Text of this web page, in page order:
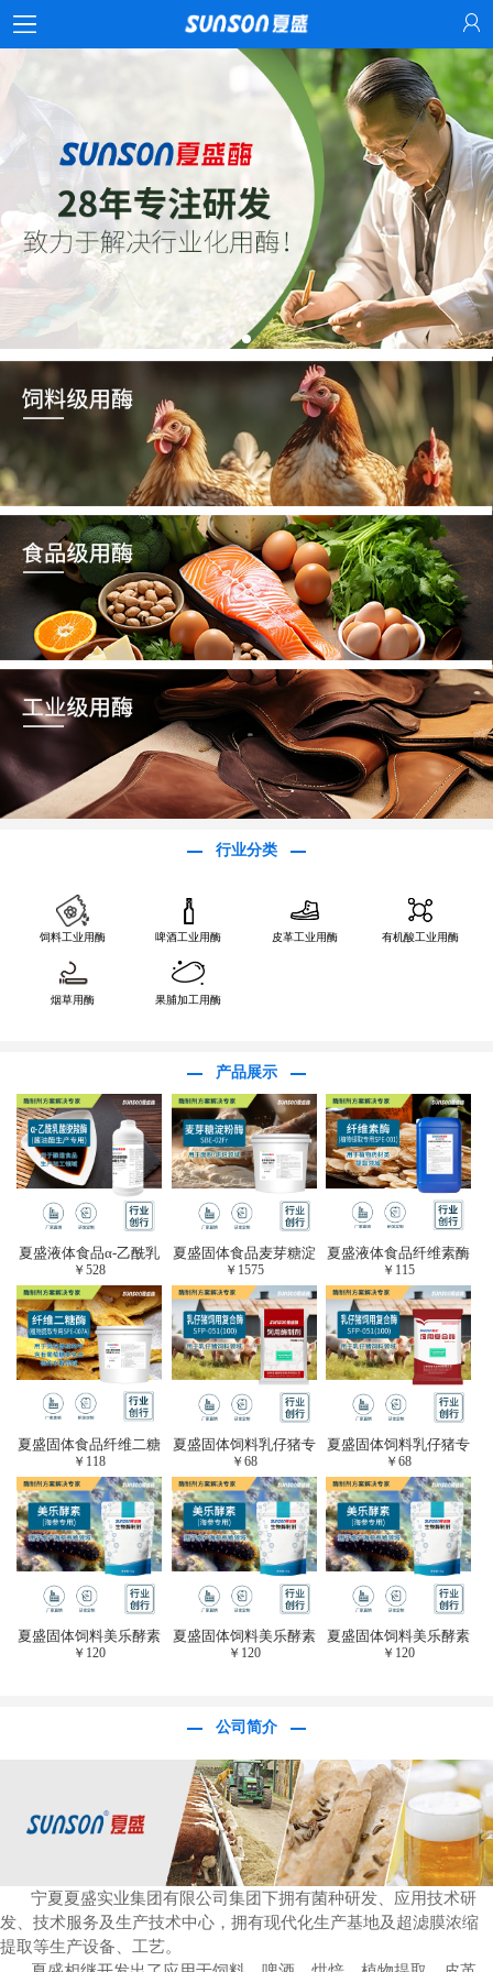
行业分类
饲料工业用酶 啤酒工业用酶 皮革工业用酶 有机酸工业用酶
烟草用酶 果脯加工用酶
产品展示
夏盛液体食品α-乙酰乳
酸脱羧酶(酱油醋生产
专用)FDY-3206
￥528
夏盛固体食品麦芽糖淀
粉酶(烘焙及面粉改良
用酶/发酵类食品可
用)FDG-0012
￥ 1575
夏盛液体食品纤维素酶
(植物提取专用酶/解决
提取液混浊问题/降
黏)FFY-0651
￥ 115
夏盛固体食品纤维二糖
酶(植物提取专用酶/用
于虎杖白藜芦醇提
取)FFG-0656
￥ 118
夏盛固体饲料乳仔猪专
用复合酶SFG-0932
￥ 68
夏盛固体饲料乳仔猪专
用复合酶SFG-0932
￥68
夏盛固体饲料美乐酵素
(水产海参海胆专
￥ 120
夏盛固体饲料美乐酵素
(水产海参海胆专
￥ 120
夏盛固体饲料美乐酵素
(水产海参海胆专
￥ 120
公司简介
宁夏夏盛实业集团有限公司集团下拥有菌种研发、应用技术研
发、技术服务及生产技术中心，拥有现代化生产基地及超滤膜浓缩
提取等生产设备、工艺。